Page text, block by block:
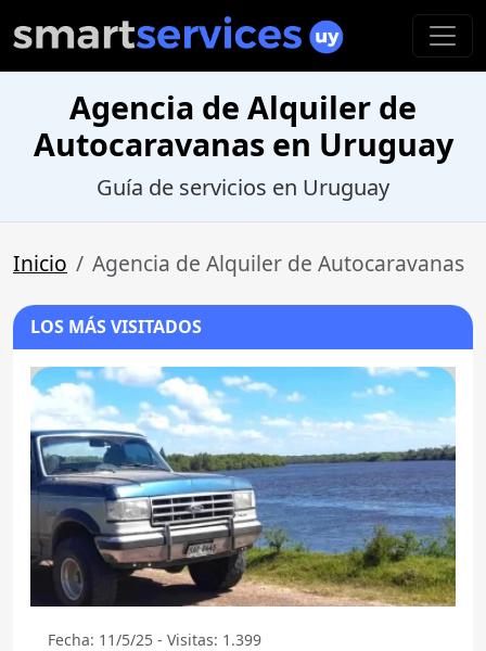
Agencia de Alquiler de
Autocaravanas en Uruguay
Guía de servicios en Uruguay
Inicio Agencia de Alquiler de Autocaravanas
LOS MÁS VISITADOS
Fecha: 11/5/25 - Visitas: 1.399